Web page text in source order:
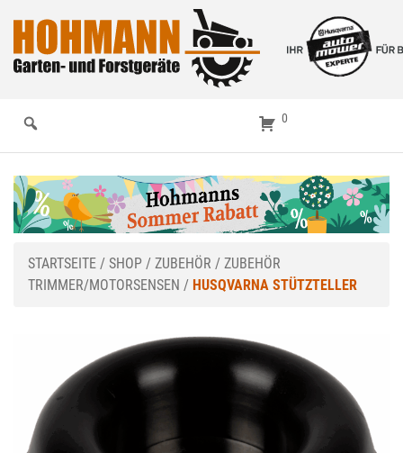
0
STARTSEITE / SHOP / ZUBEHÖR / ZUBEHÖR
TRIMMER/MOTORSENSEN / HUSQVARNA STÜTZTELLER